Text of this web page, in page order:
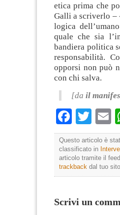
etica prima che
Galli a scriverlo –
logica
quale che sia
bandiera politica
responsabilità.
opporsi non può
con chi salva.
[da il
Questo articolo è
classificato in
articolo tramite il feed
trackback dal tuo
Scrivi un